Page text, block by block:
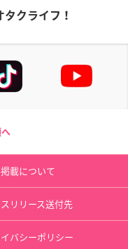
クライフ！
載について
リリース送付先
バシーポリシー